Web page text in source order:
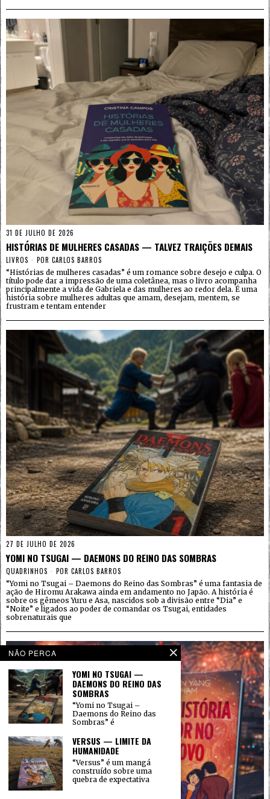
31 DE JULHO DE 2026
HISTÓRIAS DE MULHERES CASADAS — TALVEZ TRAIÇÕES DEMAIS
LIVROS POR CARLOS BARROS
“Histórias de mulheres casadas” é um romance sobre desejo e culpa. O
título pode dar a impressão de uma coletânea, mas o livro acompanha
principalmente a vida de Gabriela e das mulheres ao redor dela. É uma
história sobre mulheres adultas que amam, desejam, mentem, se
frustram e tentam entender
27 DE JULHO DE 2026
YOMI NO TSUGAI — DAEMONS DO REINO DAS SOMBRAS
QUADRINHOS POR CARLOS BARROS
“Yomi no Tsugai – Daemons do Reino das Sombras” é uma fantasia de
ação de Hiromu Arakawa ainda em andamento no Japão. A história é
sobre os gêmeos Yuru e Asa, nascidos sob a divisão entre “Dia” e
“Noite” e ligados ao poder de comandar os Tsugai, entidades
sobrenaturais que
NÃO PERCA
YOMI NO TSUGAI —
DAEMONS DO REINO DAS
SOMBRAS
“Yomi no Tsugai –
Daemons do Reino das
Sombras” é
VERSUS — LIMITE DA
HUMANIDADE
“Versus” é um mangá
construído sobre uma
quebra de expectativa